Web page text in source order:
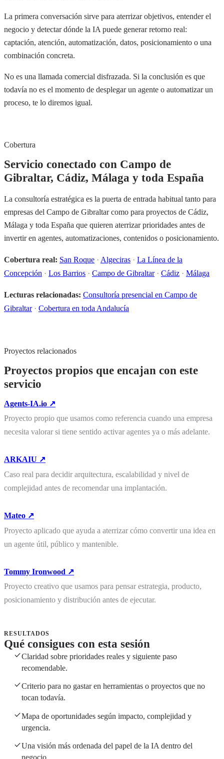
La primera conversación sirve para aterrizar objetivos, entender el
negocio y detectar dónde la IA puede generar retorno real:
captación, atención, automatización, datos, posicionamiento o una
combinación concreta.
No es una llamada comercial disfrazada. Si la conclusión es que
todavía no es el momento de desplegar un agente o automatizar un
proceso, te lo diremos igual.
Cobertura
Servicio conectado con Campo de
Gibraltar, Cádiz, Málaga y toda España
La consultoría estratégica es la puerta de entrada habitual tanto para
empresas del Campo de Gibraltar como para proyectos de Cádiz,
Málaga y toda España que quieren aterrizar prioridades antes de
invertir en agentes, automatizaciones, contenidos o posicionamiento.
Cobertura real: San Roque · Algeciras · La Línea de la
Concepción · Los Barrios · Campo de Gibraltar· Cádiz · Málaga
Lecturas relacionadas: Consultoría presencial en Campo de
Gibraltar· Cobertura en toda Andalucía
Proyectos relacionados
Proyectos propios que encajan con este
servicio
Agents-IA.io ↗
Proyecto propio que usamos como referencia cuando una empresa
necesita valorar si tiene sentido activar agentes ya o más adelante.
ARKAIU ↗
Caso real para decidir arquitectura, escalabilidad y nivel de
complejidad antes de recomendar una implantación.
Mateo ↗
Proyecto aplicado que ayuda a aterrizar cómo convertir una idea en
un agente útil, público y mantenible.
Tommy Ironwood ↗
Proyecto creativo que usamos para pensar estrategia, producto,
posicionamiento y distribución antes de ejecutar.
RESULTADOS
Qué consigues con esta sesión
Claridad sobre prioridades reales y siguiente paso
recomendable.
Criterio para no gastar en herramientas o proyectos que no
tocan todavía.
Mapa de oportunidades según impacto, complejidad y
urgencia.
Una visión más ordenada del papel de la IA dentro del